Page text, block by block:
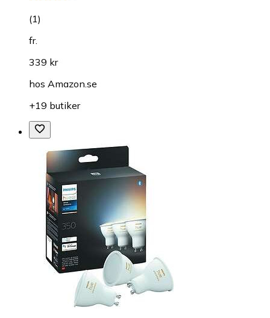
(1)
fr.
339 kr
hos Amazon.se
+19 butiker